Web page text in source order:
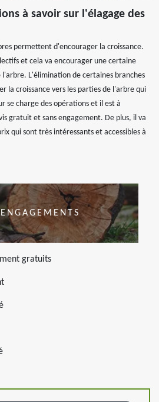
à savoir sur l'élagage des
permettent d'encourager la croissance.
et cela va encourager une certaine
l'arbre. L'élimination de certaines branches
la croissance vers les parties de l'arbre qui
se charge des opérations et il est à
gratuit et sans engagement. De plus, il va
qui sont très intéressants et accessibles à
gratuits